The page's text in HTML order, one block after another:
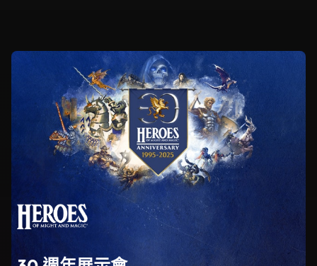
Heroes
Might
Magic
系
列